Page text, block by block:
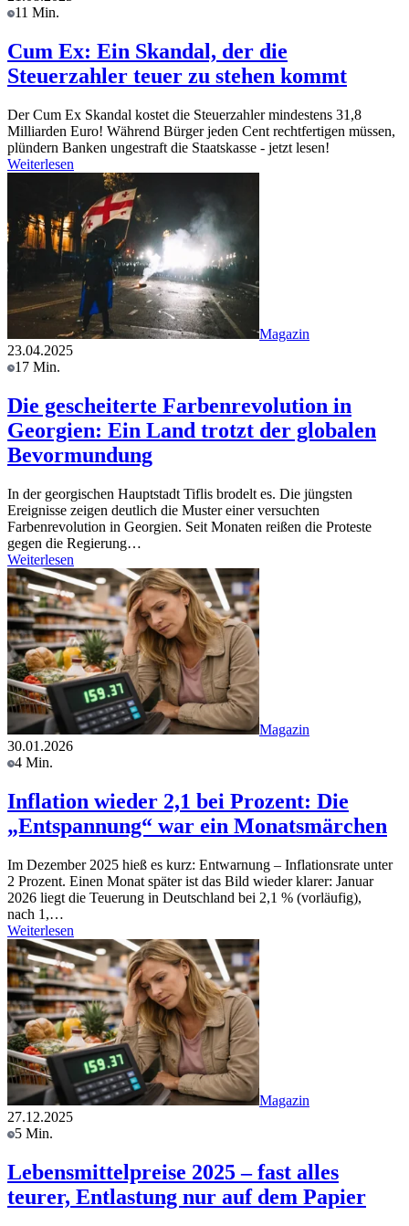
11 Min.
Cum Ex: Ein Skandal, der die
Steuerzahler teuer zu stehen kommt
Der Cum Ex Skandal kostet die Steuerzahler mindestens 31,8
Milliarden Euro! Während Bürger jeden Cent rechtfertigen müssen,
plündern Banken ungestraft die Staatskasse - jetzt lesen!
Weiterlesen
Magazin
23.04.2025
17 Min.
Die gescheiterte Farbenrevolution in
Georgien: Ein Land trotzt der globalen
Bevormundung
In der georgischen Hauptstadt Tiflis brodelt es. Die jüngsten
Ereignisse zeigen deutlich die Muster einer versuchten
Farbenrevolution in Georgien. Seit Monaten reißen die Proteste
gegen die Regierung…
Weiterlesen
Magazin
30.01.2026
4 Min.
Inflation wieder 2,1 bei Prozent: Die
„Entspannung“ war ein Monatsmärchen
Im Dezember 2025 hieß es kurz: Entwarnung – Inflationsrate unter
2 Prozent. Einen Monat später ist das Bild wieder klarer: Januar
2026 liegt die Teuerung in Deutschland bei 2,1 % (vorläufig),
nach 1,…
Weiterlesen
Magazin
27.12.2025
5 Min.
Lebensmittelpreise 2025 – fast alles
teurer, Entlastung nur auf dem Papier